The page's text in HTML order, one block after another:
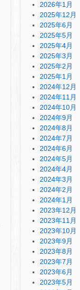
2026年1月
2025年12月
2025年6月
2025年5月
2025年4月
2025年3月
2025年2月
2025年1月
2024年12月
2024年11月
2024年10月
2024年9月
2024年8月
2024年7月
2024年6月
2024年5月
2024年4月
2024年3月
2024年2月
2024年1月
2023年12月
2023年11月
2023年10月
2023年9月
2023年8月
2023年7月
2023年6月
2023年5月